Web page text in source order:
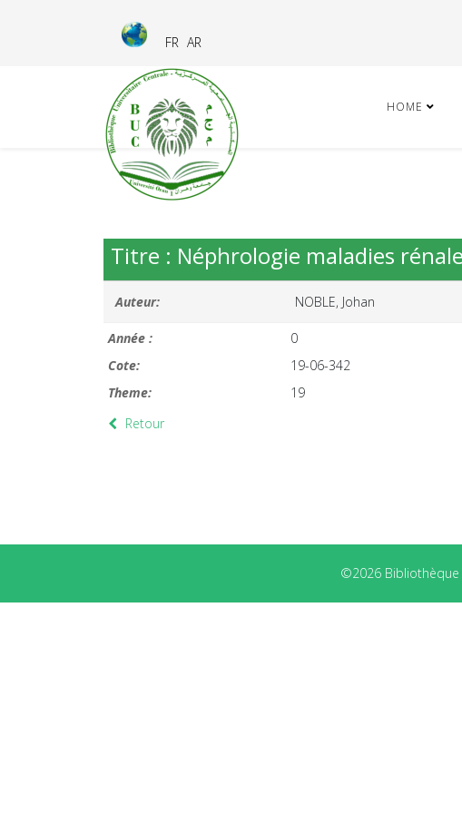
FR AR
HOME
Titre : Néphrologie maladies
Auteur: NOBLE, Johan
Année :
0
Cote:
19-06-342
Theme:
19
Retour
©2026 Bibliothèque